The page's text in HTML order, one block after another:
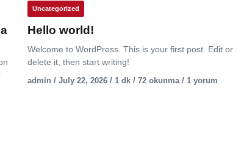
Uncategorized
Hello world!
Welcome to WordPress. This is your first post. Edit or
delete it, then start writing!
admin / July 22, 2026 / 1 dk / 72 okunma / 1 yorum